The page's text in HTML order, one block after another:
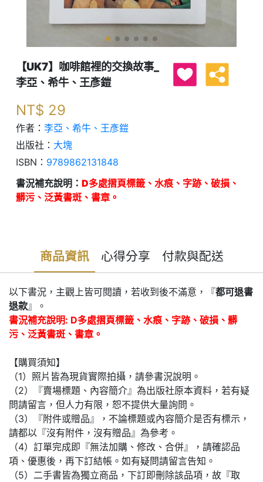
【UK7】咖啡館裡的交換故事_
李亞、希牛、王彥鎧
NT$ 29
作者： 李亞、希牛、王彥鎧
出版社： 大塊
ISBN： 9789862131848
書況補充說明： D多處摺頁標籤、水痕、字跡、破損、
髒污、泛黃書斑、書章。
商品資訊 心得分享 付款與配送
以下書況，主觀上皆可閱讀，若收到後不滿意，『都可退書
退款』。
書況補充說明: D多處摺頁標籤、水痕、字跡、破損、髒
污、泛黃書斑、書章。
【購買須知】
（1）照片皆為現貨實際拍攝，請參書況說明。
（2）『賣場標題、內容簡介』為出版社原本資料，若有疑
問請留言，但人力有限，恕不提供大量詢問。
（3）『附件或贈品』，不論標題或內容簡介是否有標示，
請都以『沒有附件，沒有贈品』為參考。
（4）訂單完成即『無法加購、修改、合併』，請確認品
項、優惠後，再下訂結帳。如有疑問請留言告知。
（5）二手書皆為獨立商品，下訂即刪除該品項，故『取